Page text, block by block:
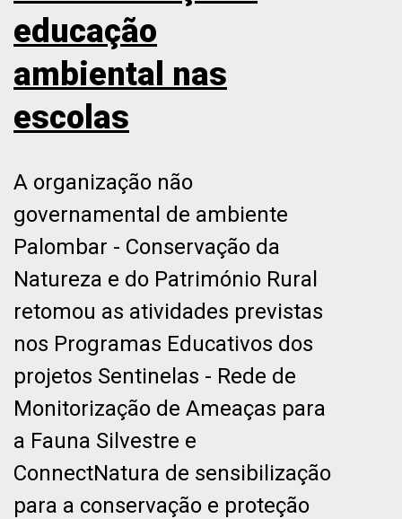
educação
ambiental nas
escolas
A organização não
governamental de ambiente
Palombar - Conservação da
Natureza e do Património Rural
retomou as atividades previstas
nos Programas Educativos dos
projetos Sentinelas - Rede de
Monitorização de Ameaças para
a Fauna Silvestre e
ConnectNatura de sensibilização
para a conservação e proteção